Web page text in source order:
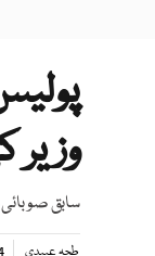
سابق صوبائی وزیر کے رشتے داروں
طحہ عبیدی